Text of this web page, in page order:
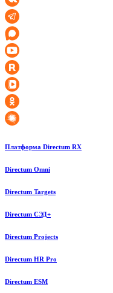
Платформа Directum RX
Directum Omni
Directum Targets
Directum СЭД+
Directum Projects
Directum HR Pro
Directum ESM